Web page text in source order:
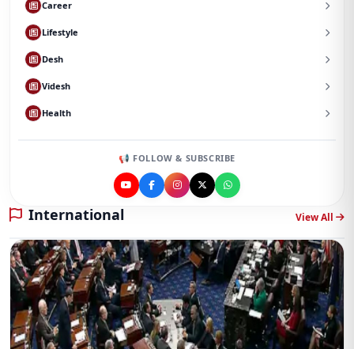
Career
Lifestyle
Desh
Videsh
Health
📢 FOLLOW & SUBSCRIBE
International View All